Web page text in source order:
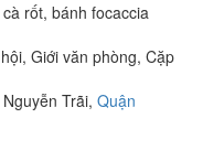
rốt, bánh focaccia
, Giới văn phòng, Cặp
Trãi, Quận